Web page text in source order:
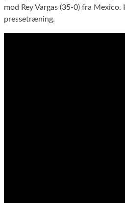
mod Rey Vargas (35-0) fra
pressetræning.